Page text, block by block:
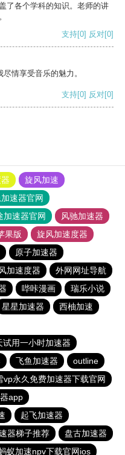
了各个学科的知识。老师的讲
支持[0] 反对[0]
情享受音乐的魅力。
支持[0] 反对[0]
旋风加速
速器官网
加速器官网
风驰加速器
果版
旋风加速度器
原子加速器
加速度器
外网网址导航
哔咔漫画
瑞乐小说
星星加速器
西柚加速
试用一小时加速器
飞鱼加速器
outline
vp永久免费加速器下载官网
app
起飞加速器
器梯子推荐
盘古加速器
蚁加速npv下载官网ios